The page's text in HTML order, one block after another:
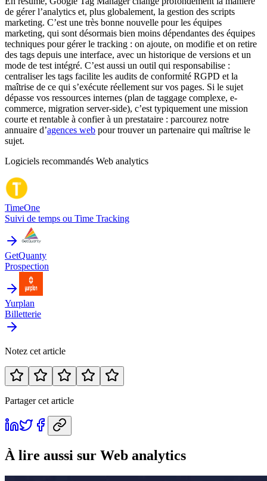
de gérer l’analytics et, plus globalement, la gestion des scripts
marketing. C’est une très bonne nouvelle pour les équipes
marketing, qui sont désormais bien moins dépendantes des équipes
techniques pour gérer le tracking : on ajoute, on modifie et on retire
des tags depuis une interface, avec un historique de versions et un
mode de test intégré. C’est aussi un outil qui responsabilise :
centraliser les tags facilite les audits de conformité RGPD et la
maîtrise de ce qui s’exécute réellement sur vos pages. Si le sujet
dépasse vos ressources internes (plan de taggage complexe, e-
commerce, migration server-side), c’est typiquement une mission
courte et rentable à confier à un prestataire : parcourez notre
annuaire d’agences web pour trouver un partenaire qui maîtrise le
sujet.
Logiciels recommandés Web analytics
TimeOne
Suivi de temps ou Time Tracking
GetQuanty
Prospection
Yurplan
Billetterie
Notez cet article
Partager cet article
À lire aussi sur Web analytics